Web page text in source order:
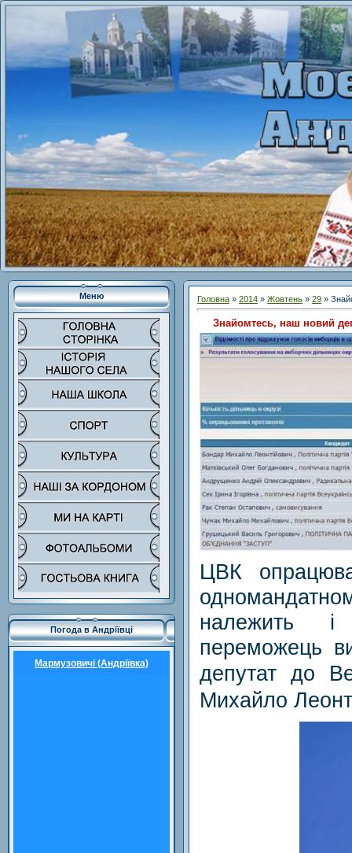
Меню
Погода в Андріївці
Мармузовичі (Андріївка)
Головна » 2014 » Жовтень » 29 »
Знайомтесь, наш новий
ЦВК
належить
переможець
депутат до
Михайло